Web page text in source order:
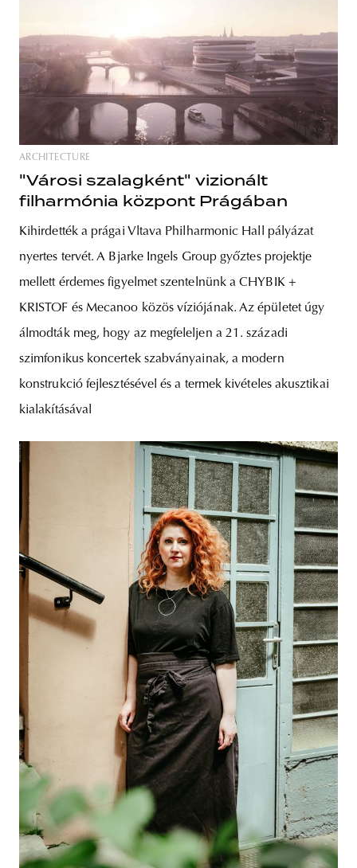
ARCHITECTURE
"Városi szalagként" vizionált
filharmónia központ Prágában
Kihirdették a prágai Vltava Philharmonic Hall pályázat
nyertes tervét. A Bjarke Ingels Group győztes projektje
mellett érdemes figyelmet szentelnünk a CHYBIK +
KRISTOF és Mecanoo közös víziójának. Az épületet úgy
álmodták meg, hogy az megfeleljen a 21. századi
szimfonikus koncertek szabványainak, a modern
konstrukció fejlesztésével és a termek kivételes akusztikai
kialakításával